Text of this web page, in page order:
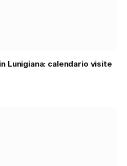
Lunigiana: calendario visite